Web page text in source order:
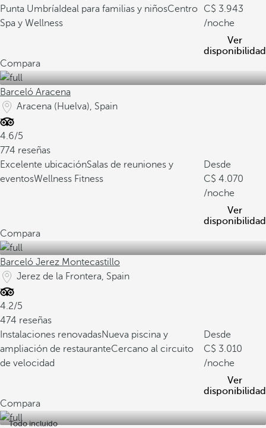
Punta Umbría Ideal para familias y niñosCentro
Spa y Wellness
3.943
/noche
Ver
disponibilidad
Compara
Barceló Aracena
Aracena (Huelva), Spain
4.6/5
774 reseñas
Excelente ubicaciónSalas de reuniones y
eventosWellness Fitness
Desde
4.070
/noche
Ver
disponibilidad
Compara
Barceló Jerez Montecastillo
Jerez de la Frontera, Spain
4.2/5
474 reseñas
Instalaciones renovadasNueva piscina y
ampliación de restauranteCercano al circuito
de velocidad
Desde
3.010
/noche
Ver
disponibilidad
Compara
Todo incluido